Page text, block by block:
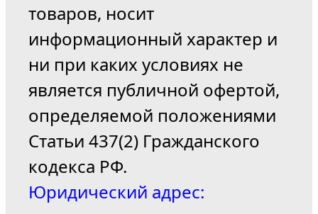
товаров, носит
информационный характер и
ни при каких условиях не
является публичной офертой,
определяемой положениями
Статьи 437(2) Гражданского
кодекса РФ.
Юридический адрес: